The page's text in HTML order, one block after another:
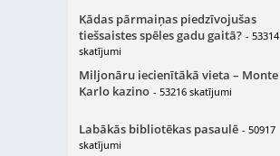
Kādas pārmaiņas piedzīvojušas
tiešsaistes spēles gadu gaitā? - 53314
skatījumi
Miljonāru iecienītākā vieta – Monte
Karlo kazino - 53216 skatījumi
Labākās bibliotēkas pasaulē - 50917
skatījumi